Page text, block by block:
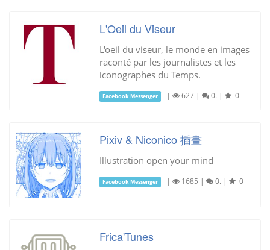
L'Oeil du Viseur
L'oeil du viseur, le monde en images
raconté par les journalistes et les
iconographes du Temps.
Facebook Messenger | 627 | 0. | 0
Pixiv & Niconico 插畫
Illustration open your mind
Facebook Messenger | 1685 | 0. | 0
Frica'Tunes